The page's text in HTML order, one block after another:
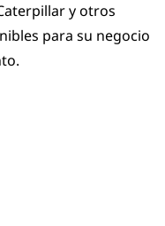
y otros
para su negocio